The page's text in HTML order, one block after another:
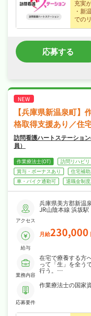
充実
・新
での
ひあ
年2回
給
な
・社
応募する
【兵庫県新温泉町
格取得支援あり／住
訪問看護ハートステーショ
員）
作業療法士(OT) 訪問リハビリ
賞与・ボーナスあり
住宅補
車・バイク通勤可
退職金制
アクセス
兵庫県美方郡新温
JR山陰本線 浜坂駅
給与
月給230,000
業務内容
在宅で療養する方
って「生」を全う
行う。
も参加していただ
*電算はソフトを導
応募要件
作業療法士の国家